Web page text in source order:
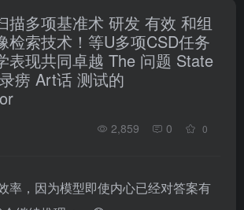
描多项基准术 研发 有效 和组
检索技术！等U多项CSD任务
表现共同卓越 The 问题 State
痨 Art话 测试的
2,859 0 0
率，因为模型即使内心已经对答案有